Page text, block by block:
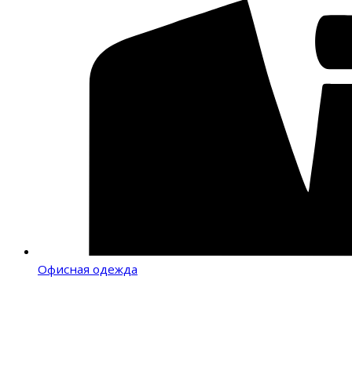
Офисная одежда